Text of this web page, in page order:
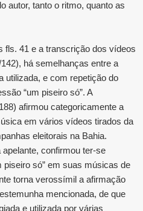
autor, tanto o ritmo, quanto as
fls. 41 e a transcrição dos vídeos
há semelhanças entre a
utilizada, e com repetição do
“um piseiro só”. A
afirmou categoricamente a
em vários vídeos tirados da
eleitorais na Bahia.
confirmou ter-se
piseiro só” em suas músicas de
torna verossímil a afirmação
mencionada, de que
e utilizada por várias